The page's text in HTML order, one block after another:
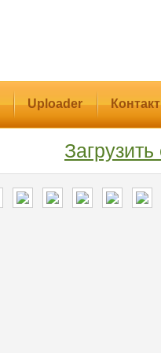
Uploader